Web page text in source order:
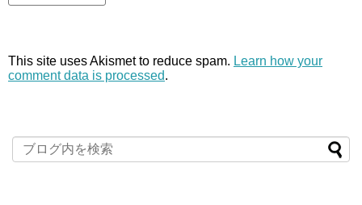
This site uses Akismet to reduce spam. Learn how your
comment data is processed.